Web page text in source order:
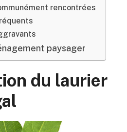
rencontrées
paysager
du laurier